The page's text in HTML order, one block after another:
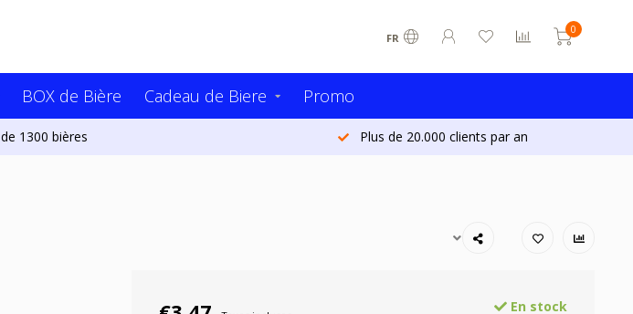
FR
0
BOX de Bière Cadeau de Biere Promo
1300 bières Plus de 20.000 clients par an
En stock